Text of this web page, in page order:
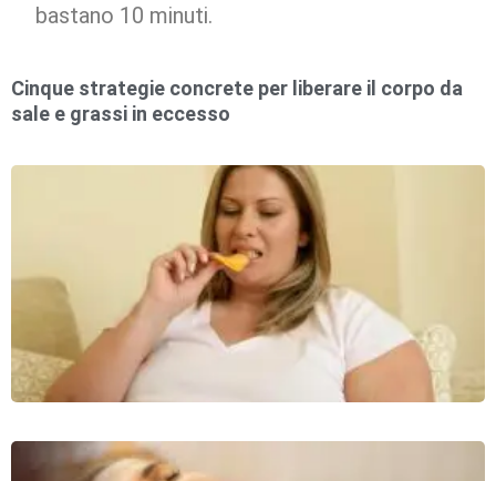
bastano 10 minuti.
Cinque strategie concrete per liberare il corpo da
sale e grassi in eccesso